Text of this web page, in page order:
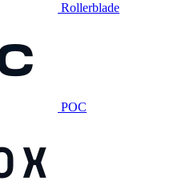
Rollerblade
POC